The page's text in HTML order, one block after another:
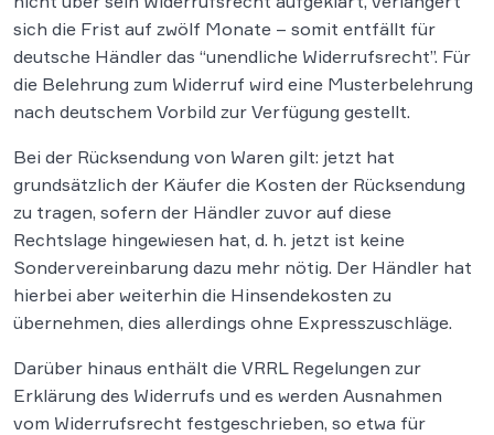
sich die Frist auf zwölf Monate – somit entfällt für
deutsche Händler das “unendliche Widerrufsrecht”. Für
die Belehrung zum Widerruf wird eine Musterbelehrung
nach deutschem Vorbild zur Verfügung gestellt.
Bei der Rücksendung von Waren gilt: jetzt hat
grundsätzlich der Käufer die Kosten der Rücksendung
zu tragen, sofern der Händler zuvor auf diese
Rechtslage hingewiesen hat, d. h. jetzt ist keine
Sondervereinbarung dazu mehr nötig. Der Händler hat
hierbei aber weiterhin die Hinsendekosten zu
übernehmen, dies allerdings ohne Expresszuschläge.
Darüber hinaus enthält die VRRL Regelungen zur
Erklärung des Widerrufs und es werden Ausnahmen
vom Widerrufsrecht festgeschrieben, so etwa für